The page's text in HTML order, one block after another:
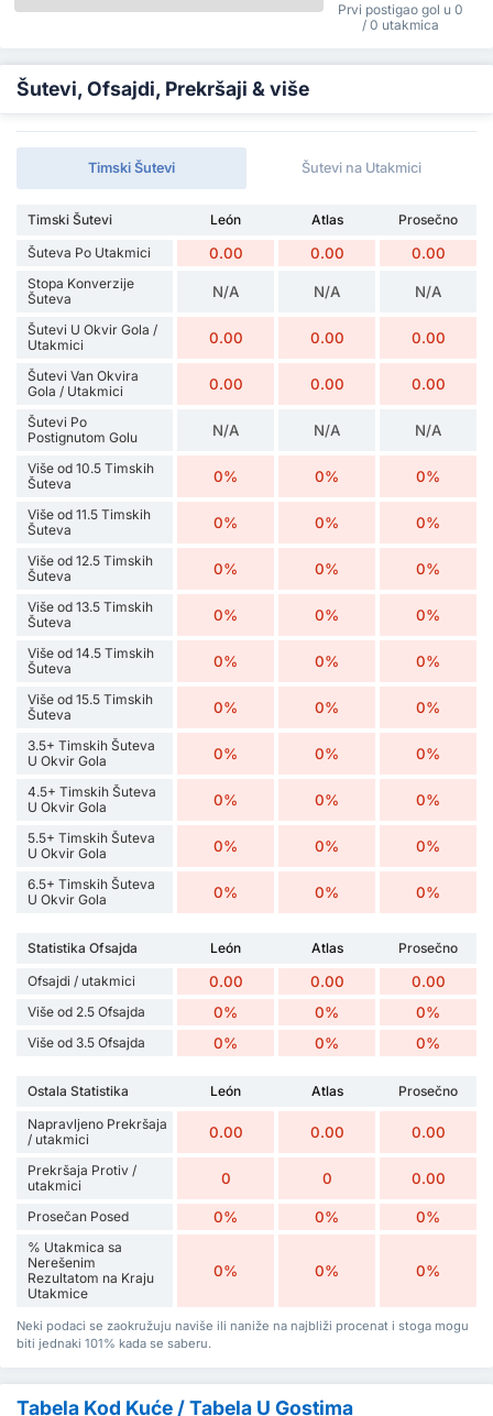
Prvi postigao gol u 0
/ 0 utakmica
Šutevi, Ofsajdi, Prekršaji & više
Timski Šutevi Šutevi na Utakmici
Timski Šutevi León Atlas
Prosečno
Šuteva Po Utakmici
0.00 0.00 0.00
Stopa Konverzije
Šuteva
N/A N/A N/A
Šutevi U Okvir Gola /
Utakmici
0.00 0.00 0.00
Šutevi Van Okvira
Gola / Utakmici
0.00 0.00 0.00
Šutevi Po
Postignutom Golu
N/A N/A N/A
Više od 10.5 Timskih
Šuteva
0% 0% 0%
Više od 11.5 Timskih
Šuteva
0% 0% 0%
Više od 12.5 Timskih
Šuteva
0% 0% 0%
Više od 13.5 Timskih
Šuteva
0% 0% 0%
Više od 14.5 Timskih
Šuteva
0% 0% 0%
Više od 15.5 Timskih
Šuteva
0% 0% 0%
3.5+ Timskih Šuteva
U Okvir Gola
0% 0% 0%
4.5+ Timskih Šuteva
U Okvir Gola
0% 0% 0%
5.5+ Timskih Šuteva
U Okvir Gola
0% 0% 0%
6.5+ Timskih Šuteva
U Okvir Gola
0% 0% 0%
Statistika Ofsajda León Atlas
Prosečno
Ofsajdi / utakmici
0.00 0.00 0.00
Više od 2.5 Ofsajda 0% 0% 0%
Više od 3.5 Ofsajda 0% 0% 0%
Ostala Statistika León Atlas
Prosečno
Napravljeno Prekršaja
/ utakmici
0.00 0.00 0.00
Prekršaja Protiv /
utakmici
0 0 0.00
Prosečan Posed 0% 0% 0%
% Utakmica sa
Nerešenim
Rezultatom na Kraju
Utakmice
0% 0% 0%
Neki podaci se zaokružuju naviše ili naniže na najbliži procenat i stoga mogu
biti jednaki 101% kada se saberu.
Tabela Kod Kuće / Tabela U Gostima